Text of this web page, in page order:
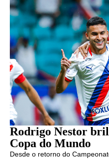
Rodrigo Nestor
Copa do Mundo
Desde o retorno do